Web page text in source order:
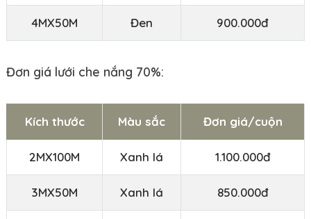
4MX50M Đen 900.000đ
Đơn giá lưới che nắng 70%:
Kích thước Màu sắc Đơn giá/cuộn
2MX100M Xanh lá 1.100.000đ
3MX50M Xanh lá 850.000đ